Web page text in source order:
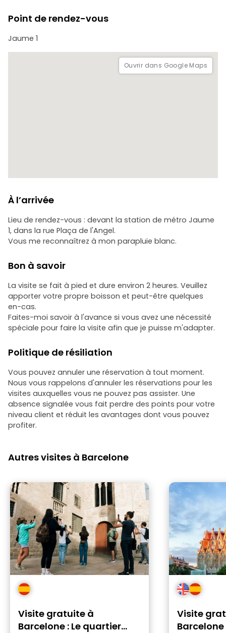
Point de rendez-vous
Jaume 1
Ouvrir dans Google Maps
À l’arrivée
Lieu de rendez-vous : devant la station de métro Jaume
1, dans la rue Plaça de l'Angel.
Vous me reconnaîtrez à mon parapluie blanc.
Bon à savoir
La visite se fait à pied et dure environ 2 heures. Veuillez
apporter votre propre boisson et peut-être quelques
en-cas.
Faites-moi savoir à l'avance si vous avez une nécessité
spéciale pour faire la visite afin que je puisse m'adapter.
Politique de résiliation
Vous pouvez annuler une réservation à tout moment.
Nous vous rappelons d'annuler les réservations pour les
visites auxquelles vous ne pouvez pas assister. Une
absence signalée vous fait perdre des points pour votre
niveau client et réduit les avantages dont vous pouvez
profiter.
Autres visites à Barcelone
Visite gratuite à
Barcelone : Le quartier
Visite